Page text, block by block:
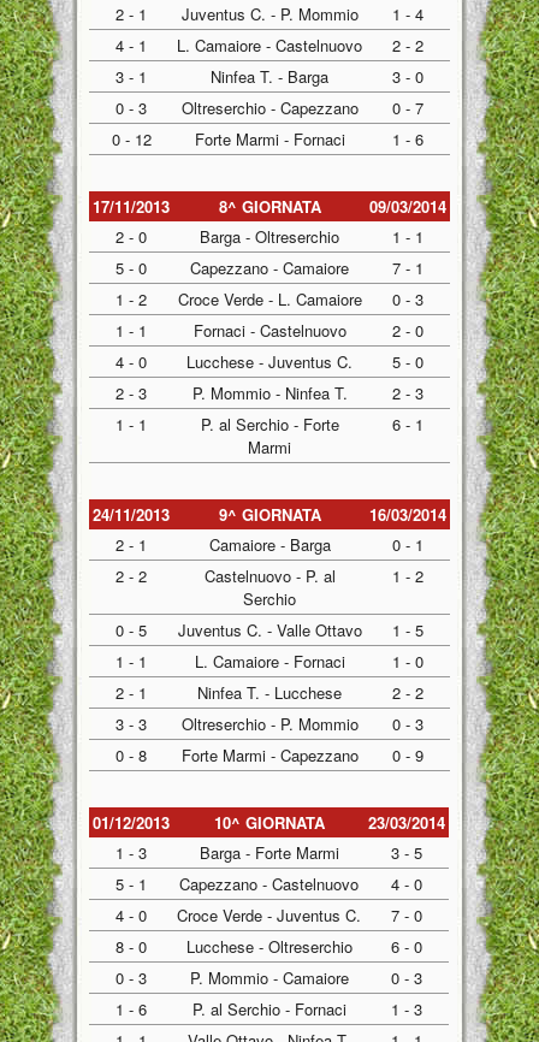
2 - 1
Juventus C. - P. Mommio
1 - 4
4 - 1
L. Camaiore - Castelnuovo
2 - 2
3 - 1
Ninfea T. - Barga
3 - 0
0 - 3
Oltreserchio - Capezzano
0 - 7
0 - 12
Forte Marmi - Fornaci 1 - 6
17/11/2013 8^ GIORNATA
09/03/2014
2 - 0
Barga - Oltreserchio
1 - 1
5 - 0
Capezzano - Camaiore
7 - 1
1 - 2
Croce Verde - L. Camaiore
0 - 3
1 - 1
Fornaci - Castelnuovo
2 - 0
4 - 0
Lucchese - Juventus C.
5 - 0
2 - 3
P. Mommio - Ninfea T.
2 - 3
1 - 1
P. al Serchio - Forte
Marmi
6 - 1
24/11/2013 9^ GIORNATA
16/03/2014
2 - 1
Camaiore - Barga
0 - 1
2 - 2
Castelnuovo - P. al
Serchio
1 - 2
0 - 5 Juventus C. - Valle Ottavo
1 - 5
1 - 1
L. Camaiore - Fornaci
1 - 0
2 - 1
Ninfea T. - Lucchese
2 - 2
3 - 3
Oltreserchio - P. Mommio
0 - 3
0 - 8
Forte Marmi - Capezzano 0 - 9
01/12/2013 10^ GIORNATA
23/03/2014
1 - 3
Barga - Forte Marmi
3 - 5
5 - 1
Capezzano - Castelnuovo
4 - 0
4 - 0
Croce Verde - Juventus C.
7 - 0
8 - 0
Lucchese - Oltreserchio
6 - 0
0 - 3
P. Mommio - Camaiore
0 - 3
1 - 6
P. al Serchio - Fornaci
1 - 3